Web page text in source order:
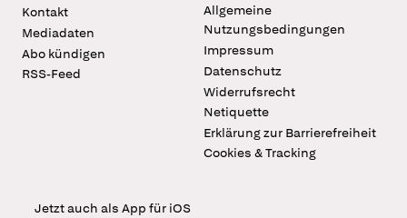
Kontakt
Mediadaten
Abo kündigen
RSS-Feed
Allgemeine
Nutzungsbedingungen
Impressum
Datenschutz
Widerrufsrecht
Netiquette
Erklärung zur Barrierefreiheit
Cookies & Tracking
Jetzt auch als App für iOS